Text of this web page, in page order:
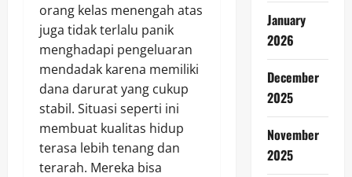
orang kelas menengah atas
juga tidak terlalu panik
menghadapi pengeluaran
mendadak karena memiliki
dana darurat yang cukup
stabil. Situasi seperti ini
membuat kualitas hidup
terasa lebih tenang dan
terarah. Mereka bisa
January
2026
December
2025
November
2025